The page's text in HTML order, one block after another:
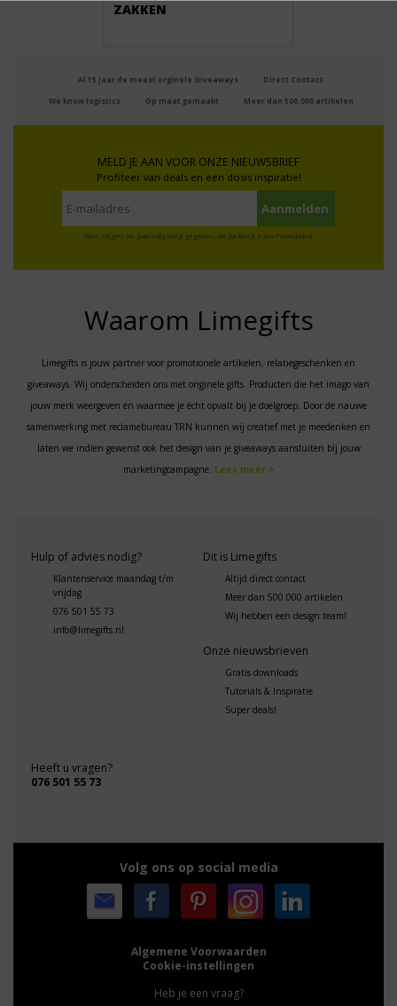
ZAKKEN
Al 15 jaar de meest orginele Giveaways Direct Contact
We know logistics Op maat gemaakt Meer dan 500.000 artikelen
MELD JE AAN VOOR ONZE NIEUWSBRIEF
Profiteer van deals en een dosis inspiratie!
Geen zorgen: we gaan veilig met je gegevens om. Dat lees je in ons Privacybeleid.
Waarom Limegifts
Limegifts is jouw partner voor promotionele artikelen, relatiegeschenken en
giveaways. Wij onderscheiden ons met originele gifts. Producten die het imago van
jouw merk weergeven en waarmee je écht opvalt bij je doelgroep. Door de nauwe
samenwerking met reclamebureau TRN kunnen wij creatief met je meedenken en
laten we indien gewenst ook het design van je giveaways aansluiten bij jouw
marketingcampagne. Lees meer >
Hulp of advies nodig?
Klantenservice maandag t/m
vrijdag
076 501 55 73
info@limegifts.nl
Dit is Limegifts
Altijd direct contact
Meer dan 500.000 artikelen
Wij hebben een design team!
Onze nieuwsbrieven
Gratis downloads
Tutorials & Inspiratie
Super deals!
Heeft u vragen?
076 501 55 73
Volg ons op social media
Algemene Voorwaarden
Cookie-instellingen
Heb je een vraag?